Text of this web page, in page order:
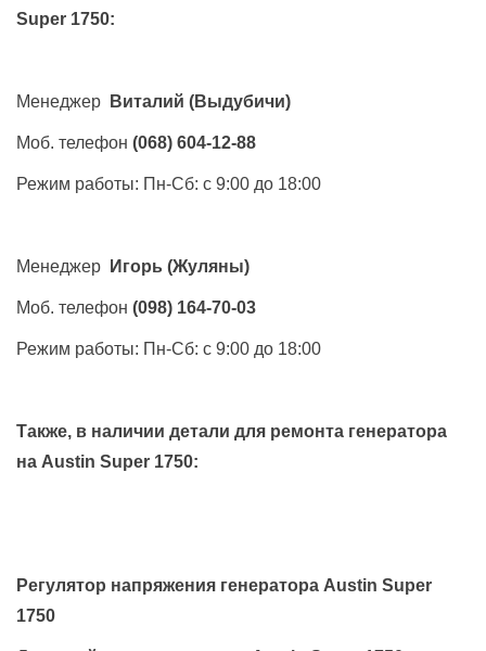
Super 1750:
Менеджер Виталий (Выдубичи)
Моб. телефон (068) 604-12-88
Режим работы: Пн-Сб: с 9:00 до 18:00
Менеджер Игорь (Жуляны)
Моб. телефон (098) 164-70-03
Режим работы: Пн-Сб: с 9:00 до 18:00
Также, в наличии детали для ремонта генератора
на Austin Super 1750:
Регулятор напряжения генератора Austin Super
1750